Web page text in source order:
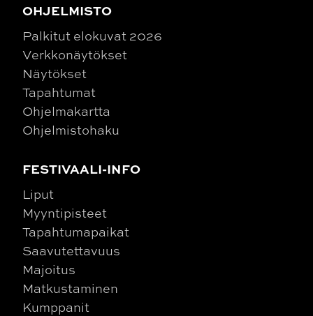
OHJELMISTO
Palkitut elokuvat 2026
Verkkonäytökset
Näytökset
Tapahtumat
Ohjelmakartta
Ohjelmistohaku
FESTIVAALI-INFO
Liput
Myyntipisteet
Tapahtumapaikat
Saavutettavuus
Majoitus
Matkustaminen
Kumppanit